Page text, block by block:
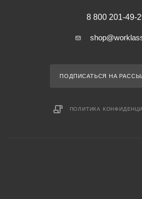
8 800 201-49-
ПОДПИСАТЬСЯ НА
ПОЛИТИКА